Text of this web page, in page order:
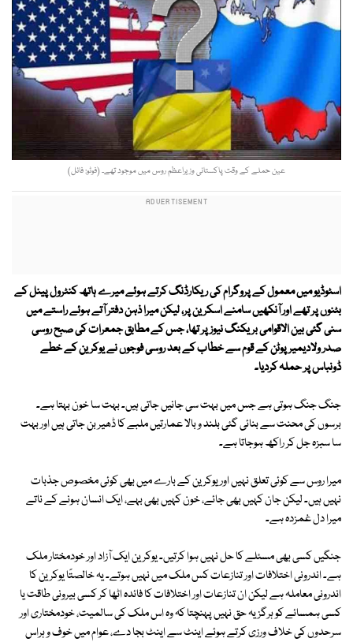
عین حملے کے وقت پاکستانی وزیراعظم روس میں موجود تھے۔ (فوٹو: فائل)
اسٹوڈیو میں معمول کے پروگرام کی ریکارڈنگ کرتے ہوئے میرے ہاتھ کنٹرول پینل کے
بٹنوں پر تھے اور آنکھیں سامنے اسکرین پر، لیکن میرا ذہن دفتر آتے ہوئے راستے میں
سنی گئی بین الاقوامی بریکنگ نیوز پر تھا، جس کے مطابق جمعرات کی صبح روسی
صدر ولادیمیر پوٹن کے قوم سے خطاب کے بعد روسی فوجوں نے یوکرین کے خطے
ڈونباس پر حملہ کردیا۔
جنگ جنگ ہوتی ہے جس میں بہت سی جانیں جاتی ہیں۔ بہت سا خون بہتا ہے۔
برسوں کی محنت سے بنائی گئی بلند و بالا عمارتیں ملبے کا ڈھیر بن جاتی ہیں اور بہت
سا سبزہ جل کر راکھ ہوجاتا ہے۔
میرا روس سے کوئی تعلق نہیں اور یوکرین کے بارے میں بھی کوئی مخصوص جذبات
نہیں ہیں۔ لیکن جان کہیں بھی جائے، خون کہیں بھی بہے، ایک انسان ہونے کے ناتے
میرا دل غمزدہ ہے۔
جنگیں کسی بھی مسئلے کا حل نہیں ہوا کرتیں۔ یوکرین ایک آزاد اور خودمختار ملک
ہے۔ اندرونی اختلافات اور تنازعات کس ملک میں نہیں ہوتے۔ یہ خالصتًا یوکرین کا
اندرونی معاملہ ہے لیکن ان تنازعات اور اختلافات کا فائدہ اٹھا کر کسی بیرونی طاقت یا
کسی ہمسائے کو ہرگز یہ حق نہیں پہنچتا کہ وہ اس ملک کی سالمیت، خودمختاری اور
سرحدوں کی خلاف ورزی کرتے ہوئے اینٹ سے اینٹ بجا دے، عوام میں خوف و ہراس